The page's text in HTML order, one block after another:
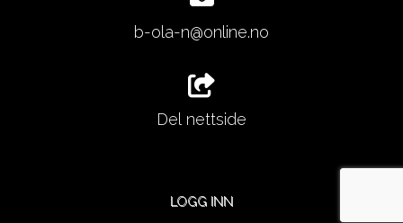
b-ola-n@online.no
Del nettside
LOGG INN